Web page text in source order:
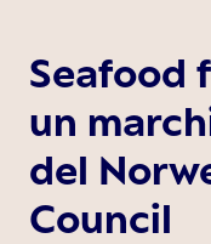
Seafood
un
del
Council